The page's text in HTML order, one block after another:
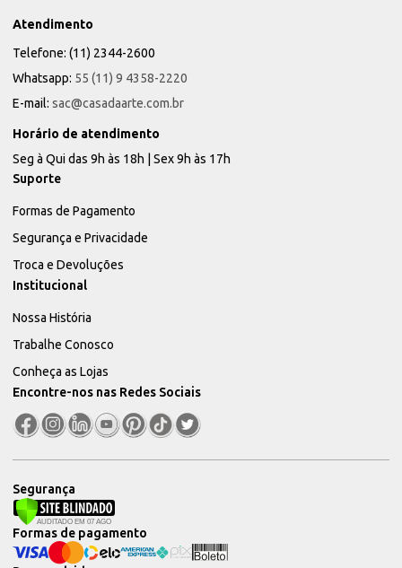
Atendimento
Telefone: (11) 2344-2600
Whatsapp: 55 (11) 9 4358-2220
E-mail: sac@casadaarte.com.br
Horário de atendimento
Seg à Qui das 9h às 18h | Sex 9h às 17h
Suporte
Formas de Pagamento
Segurança e Privacidade
Troca e Devoluções
Institucional
Nossa História
Trabalhe Conosco
Conheça as Lojas
Encontre-nos nas Redes Sociais
Segurança
Formas de pagamento